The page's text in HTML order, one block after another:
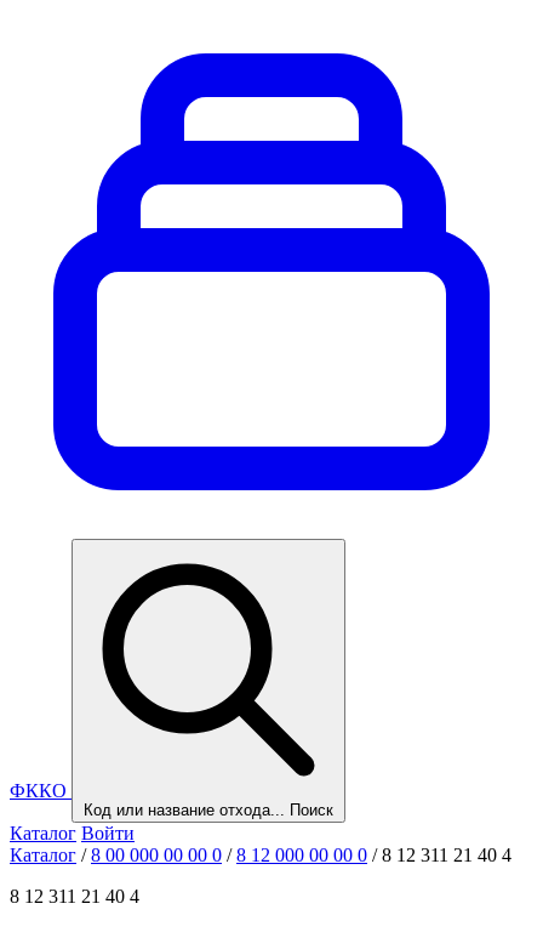
ФККО
Код или название отхода... Поиск
Каталог Войти
Каталог / 8 00 000 00 00 0 / 8 12 000 00 00 0 / 8 12 311 21 40 4
8 12 311 21 40 4